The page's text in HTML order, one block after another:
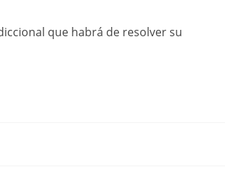
que habrá de resolver su